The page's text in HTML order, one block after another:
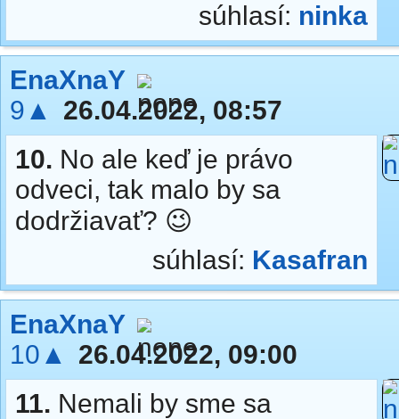
súhlasí: ninka
EnaXnaY
9▲
26.04.2022, 08:57
10. No ale keď je právo
odveci, tak malo by sa
dodržiavať? 😉
súhlasí: Kasafran
EnaXnaY
10▲
26.04.2022, 09:00
11. Nemali by sme sa